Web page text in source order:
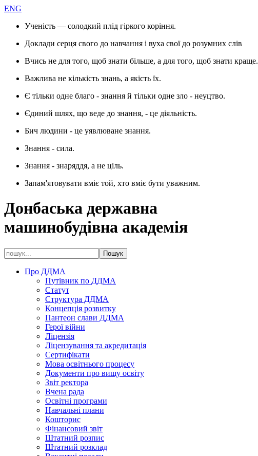
ENG
Ученість — солодкий плід гіркого коріння.
Доклади серця свого до навчання і вуха свої до розумних слів
Вчись не для того, щоб знати більше, а для того, щоб знати краще.
Важлива не кількість знань, а якість їх.
Є тільки одне благо - знання й тільки одне зло - неуцтво.
Єдиний шлях, що веде до знання, - це діяльність.
Бич людини - це уявлюване знання.
Знання - сила.
Знання - знаряддя, а не ціль.
Запам'ятовувати вміє той, хто вміє бути уважним.
Донбаська державна
машинобудівна академія
Про ДДМА
Путівник по ДДМА
Статут
Структура ДДМА
Концепція розвитку
Пантеон слави ДДМА
Герої війни
Ліцензія
Ліцензування та акредитація
Сертифікати
Мова освітнього процесу
Документи про вищу освіту
Звіт ректора
Вчена рада
Освітні програми
Навчальні плани
Кошторис
Фінансовий звіт
Штатний розпис
Штатний розклад